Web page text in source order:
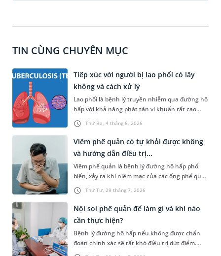
TIN CÙNG CHUYÊN MỤC
Thứ Ba, 4 tháng 8, 2026
Tiếp xúc với người bị lao phổi có lây
không và cách xử lý
Lao phổi là bệnh lý truyền nhiễm qua đường hô
hấp với khả năng phát tán vi khuẩn rất cao
trong cộng đồng nếu không được kiểm soát
tốt. Vậy khi tiếp xúc với người bị lao phổi có lây
không, những yếu tố nào làm tăng nguy cơ
mắc bệnh và bạn cần phải xử lý như thế nào để
bảo vệ sức khỏe một cách khoa học nhất? Bài
viết dưới đây sẽ giải đáp chi tiết toàn bộ thắc
mắc trên, giúp bạn chủ động phòng ngừa và
tầm soát bệnh hiệu quả.
Thứ Tư, 29 tháng 7, 2026
Viêm phế quản có tự khỏi được không
và hướng dẫn điều trị...
Viêm phế quản là bệnh lý đường hô hấp phổ
biến, xảy ra khi niêm mạc của các ống phế quản
bị sưng viêm và kích ứng. Bệnh gây ra những
cơn ho dai dẳng, đờm đặc và cảm giác tức ngực
khó chịu. Đối diện với căn bệnh này, hầu hết
người bệnh đều có chung một thắc mắc: "Viêm
phế quản có tự khỏi được không hay bắt buộc
phải dùng thuốc điều trị?". Bài viết dưới đây sẽ
cung cấp câu trả lời chi tiết giúp bạn chủ động
Nội soi phế quản để làm gì và khi nào
cần thực hiện?
Bệnh lý đường hô hấp nếu không được chẩn
đoán chính xác sẽ rất khó điều trị dứt điểm.
Trong các phương pháp chẩn đoán, nội soi phế